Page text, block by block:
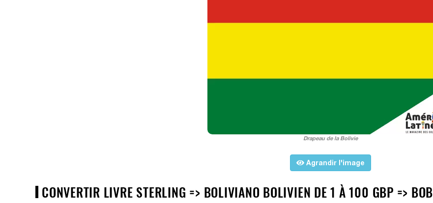
Drapeau de la Bolivie
Agrandir l'image
CONVERTIR LIVRE STERLING => BOLIVIANO BOLIVIEN DE 1 À 100 GBP => BOB